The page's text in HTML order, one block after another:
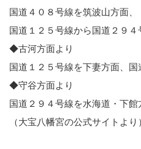
国道４０８号線を筑波山方面、
国道１２５号線から国道２９４
◆古河方面より
国道１２５号線を下妻方面、
◆守谷方面より
国道２９４号線を水海道・下館
（大宝八幡宮の公式サイトより